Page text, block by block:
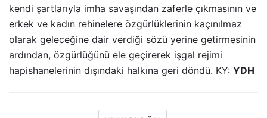
kendi şartlarıyla imha savaşından zaferle çıkmasının ve
erkek ve kadın rehinelere özgürlüklerinin kaçınılmaz
olarak geleceğine dair verdiği sözü yerine getirmesinin
ardından, özgürlüğünü ele geçirerek işgal rejimi
hapishanelerinin dışındaki halkına geri döndü. KY: YDH